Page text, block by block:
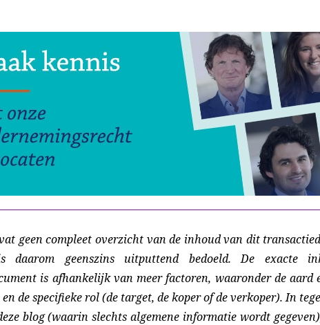
geen compleet overzicht van de inhoud van dit
daarom geenszins uitputtend bedoeld. De exacte
is afhankelijk van meer factoren, waaronder de aard
de specifieke rol (de target, de koper of de verkoper). In
blog (waarin slechts algemene informatie wordt